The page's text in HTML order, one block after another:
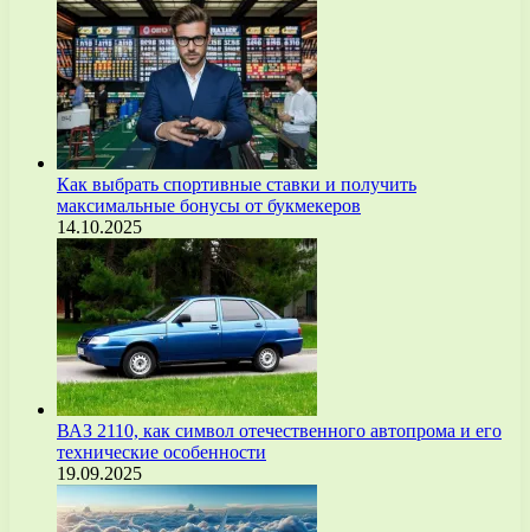
Как выбрать спортивные ставки и получить
максимальные бонусы от букмекеров
14.10.2025
ВАЗ 2110, как символ отечественного автопрома и его
технические особенности
19.09.2025